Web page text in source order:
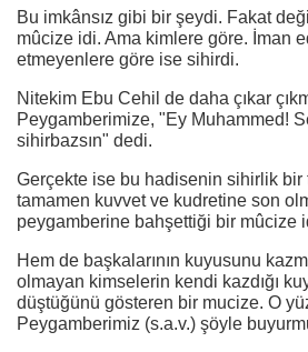
Bu imkânsız gibi bir şeydi. Fakat
mûcize idi. Ama kimlere göre. İman
etmeyenlere göre ise sihirdi.
Nitekim Ebu Cehil de daha çıkar
Peygamberimize, "Ey Muhammed!
sihirbazsın" dedi.
Gerçekte ise bu hadisenin sihirlik bir
tamamen kuvvet ve kudretine son
peygamberine bahşettiği bir mûcize
Hem de başkalarının kuyusunu
olmayan kimselerin kendi kazdığı
düştüğünü gösteren bir mucize. O
Peygamberimiz (s.a.v.) şöyle